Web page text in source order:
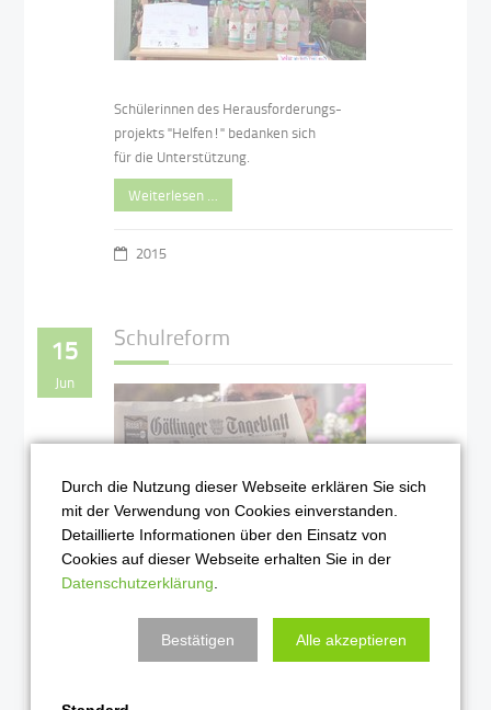
Schülerinnen des Herausforderungs-
projekts "Helfen!" bedanken sich
für die Unterstützung.
Weiterlesen …
2015
15
Jun
Schulreform
"Rolle Rückwärts für den
Schulsport." - Leserbrief im
GT von Herrn Köster
Weiterlesen …
Durch die Nutzung dieser Webseite erklären Sie sich
mit der Verwendung von Cookies einverstanden.
Detaillierte Informationen über den Einsatz von
Cookies auf dieser Webseite erhalten Sie in der
Datenschutzerklärung
Bestätigen Alle akzeptieren